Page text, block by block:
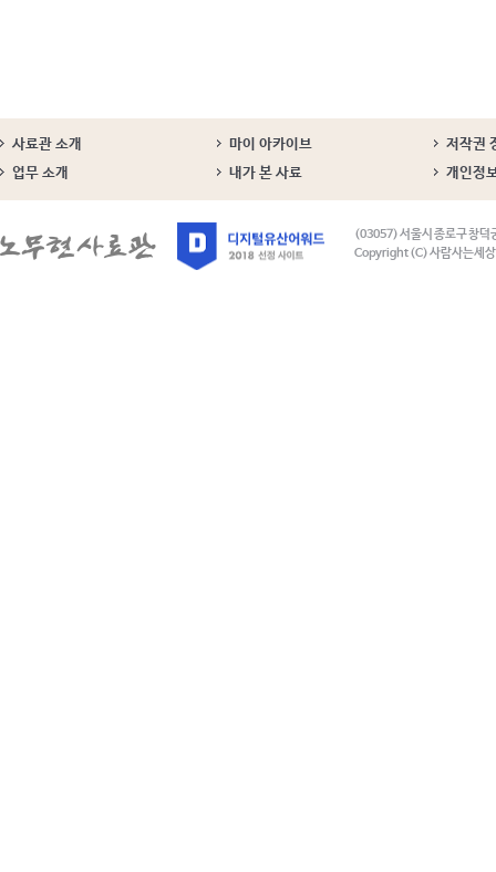
사료관 소개 마이 아카이브
저작권
업무 소개
내가 본 사료 개인정
(03057) 서울시 종로구 창덕
Copyright (C) 사람사는세